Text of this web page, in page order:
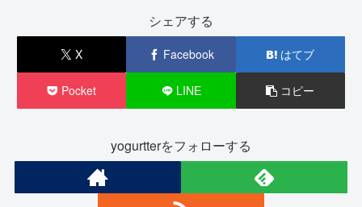
シェアする
X Facebook はてブ
Pocket LINE コピー
yogurtterをフォローする